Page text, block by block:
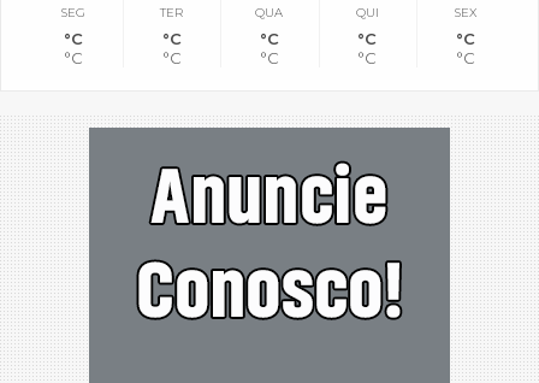
SEG
°C
°C
TER
°C
°C
QUA
°C
°C
QUI
°C
°C
SEX
°C
°C